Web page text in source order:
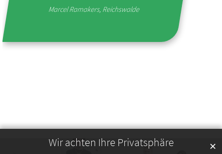
Wir achten Ihre Privatsphäre ✕
Marcel Ramakers, Reichswalde